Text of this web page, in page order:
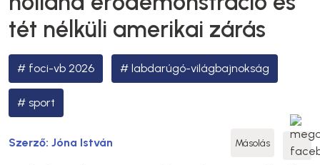
tét nélküli amerikai zárás
foci-vb 2026 labdarúgó-világbajnokság
sport
Szerző: Jóna István Másolás